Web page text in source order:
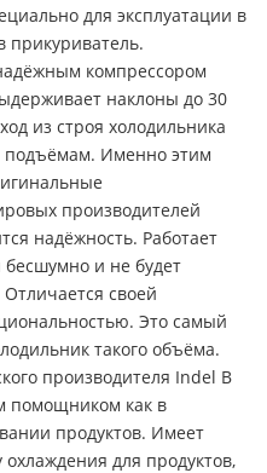
для эксплуатации в
прикуриватель.
компрессором
наклоны до 30
из строя холодильника
подъёмам. Именно этим
производителей
надёжность. Работает
бесшумно и не будет
Отличается своей
Это самый
такого объёма.
производителя Indel B
помощником как в
продуктов. Имеет
для продуктов,